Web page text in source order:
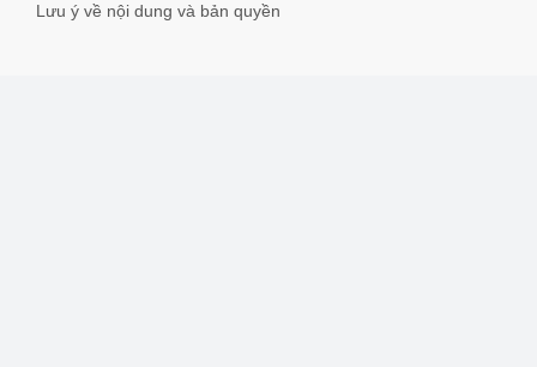
Lưu ý về nội dung và bản quyền